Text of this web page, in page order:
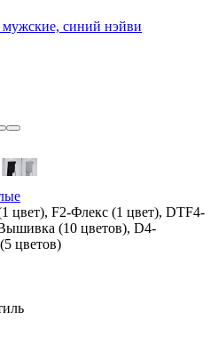
синий нэйви
цвет), F2-Флекс (1 цвет), DTF4-
(10 цветов), D4-
цветов)